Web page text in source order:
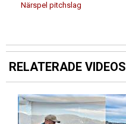
Närspel pitchslag
RELATERADE VIDEOS